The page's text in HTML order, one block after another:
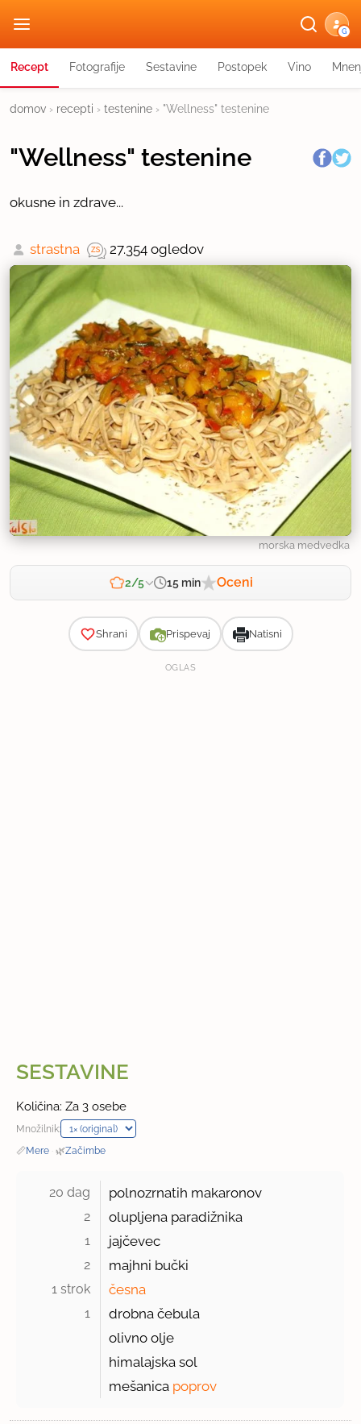
G
Recept Fotografije Sestavine Postopek Vino
domov › recepti › testenine › "Wellness" testenine
"Wellness" testenine
okusne in zdrave...
strastna 27.354 ogledov
morska medvedka
2/5 15 min Oceni
Shrani Prispevaj Natisni
OGLAS
SESTAVINE
Količina: Za 3 osebe
Množilnik:
📏Mere · 🌿Začimbe
20 dag polnozrnatih makaronov
2 olupljena paradižnika
1 jajčevec
2 majhni bučki
1 strok česna
1
drobna čebula
olivno olje
himalajska sol
mešanica poprov